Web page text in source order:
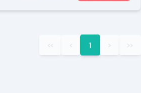
‹‹ ‹ 1 › ››